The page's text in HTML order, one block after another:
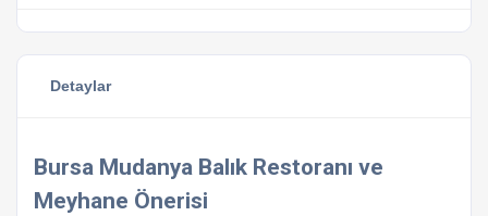
Detaylar
Bursa Mudanya Balık Restoranı ve
Meyhane Önerisi